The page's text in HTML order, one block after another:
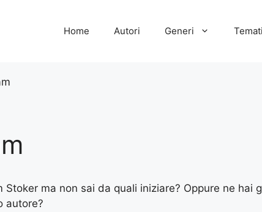
Home Autori Generi
Stoker ma non sai da quali iniziare? Oppure ne hai
autore?